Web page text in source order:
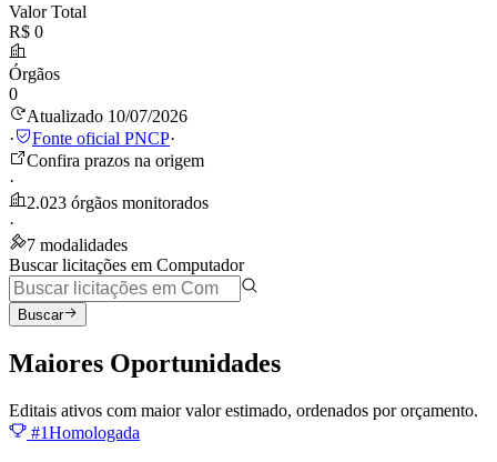
Valor Total
R$ 0
Órgãos
0
Atualizado 10/07/2026
·
Fonte oficial PNCP·
Confira prazos na origem
·
2.023 órgãos monitorados
·
7 modalidades
Buscar licitações em Computador
Buscar
Maiores Oportunidades
Editais ativos com maior valor estimado, ordenados por orçamento.
#1Homologada